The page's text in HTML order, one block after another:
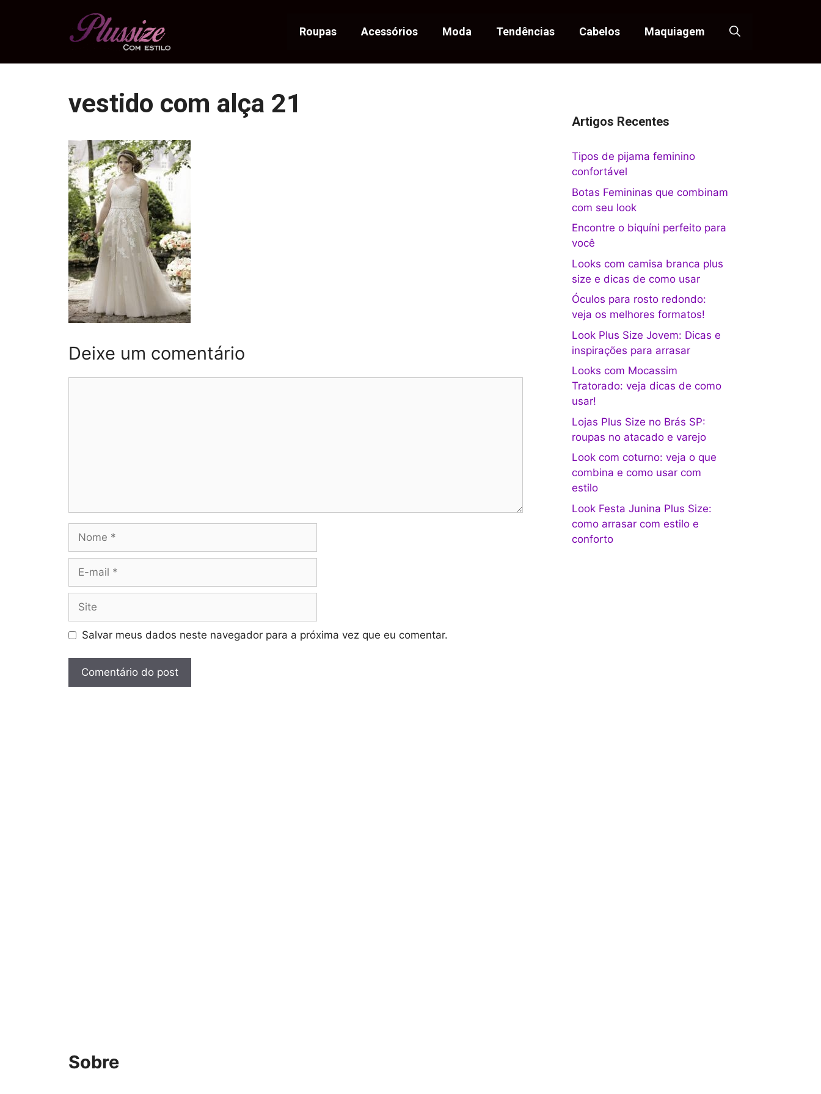
Roupas Acessórios Moda Tendências Cabelos Maquiagem
vestido com alça 21
Deixe um comentário
mail
Salvar meus dados neste navegador para a próxima vez que eu comentar.
Artigos Recentes
Tipos de pijama feminino
confortável
Botas Femininas que combinam
com seu look
Encontre o biquíni perfeito para
você
Looks com camisa branca plus
size e dicas de como usar
Óculos para rosto redondo:
veja os melhores formatos!
Look Plus Size Jovem: Dicas e
inspirações para arrasar
Looks com Mocassim
Tratorado: veja dicas de como
usar!
Lojas Plus Size no Brás SP:
roupas no atacado e varejo
Look com coturno: veja o que
combina e como usar com
estilo
Look Festa Junina Plus Size:
como arrasar com estilo e
conforto
Sobre